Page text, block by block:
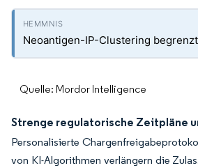
Neoantigen-IP-Clustering
Quelle: Mordor Intelligence
Strenge regulatorische Zeitpläne
Personalisierte
von KI-Algorithmen verlängern die